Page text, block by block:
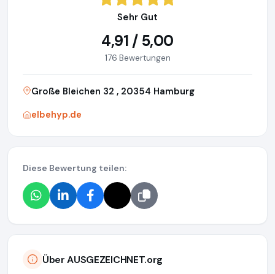
Sehr Gut
4,91 / 5,00
176 Bewertungen
Große Bleichen 32 , 20354 Hamburg
elbehyp.de
Diese Bewertung teilen:
Über AUSGEZEICHNET.org